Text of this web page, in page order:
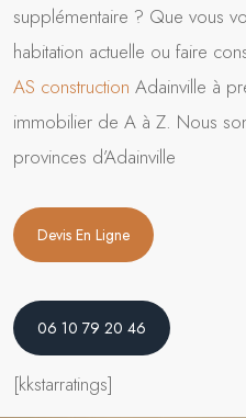
supplémentaire ? Que vous
habitation actuelle ou faire
AS construction Adainville à
immobilier de A à Z. Nous
provinces d’Adainville
Devis En Ligne
06 10 79 20 46
[kkstarratings]